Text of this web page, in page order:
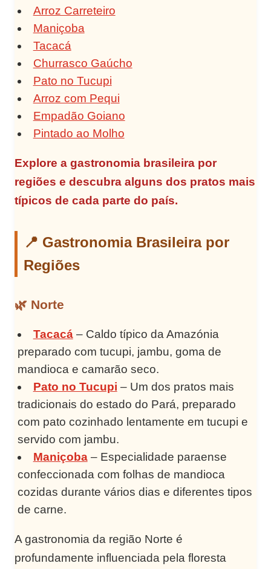
Arroz Carreteiro
Maniçoba
Tacacá
Churrasco Gaúcho
Pato no Tucupi
Arroz com Pequi
Empadão Goiano
Pintado ao Molho
Explore a gastronomia brasileira por
regiões e descubra alguns dos pratos mais
típicos de cada parte do país.
📍 Gastronomia Brasileira por
Regiões
🌿 Norte
Tacacá– Caldo típico da Amazónia
preparado com tucupi, jambu, goma de
mandioca e camarão seco.
Pato no Tucupi – Um dos pratos mais
tradicionais do estado do Pará, preparado
com pato cozinhado lentamente em tucupi e
servido com jambu.
Maniçoba– Especialidade paraense
confeccionada com folhas de mandioca
cozidas durante vários dias e diferentes tipos
de carne.
A gastronomia da região Norte é
profundamente influenciada pela floresta